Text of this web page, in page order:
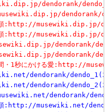
dendorank/
dendorank/
い順:http://musewiki.dip.jp/
い順:http://musewiki.dip.jp/
dendorank/
dendorank/
時間・1秒にかける愛:http://
dendorank/
dendorank/
dendorank/
い順:http://musewiki.net/